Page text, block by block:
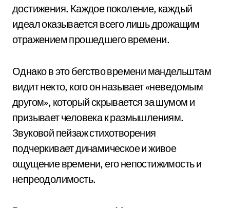
достижения. Каждое поколение, каждый
идеал оказывается всего лишь дрожащим
отражением прошедшего времени.
Однако в это бегство времени мандельштам
видит некто, кого он называет «неведомым
другом», который скрывается за шумом и
призывает человека к размышлениям.
Звуковой пейзаж стихотворения
подчеркивает динамическое и живое
ощущение времени, его непостижимость и
непреодолимость.